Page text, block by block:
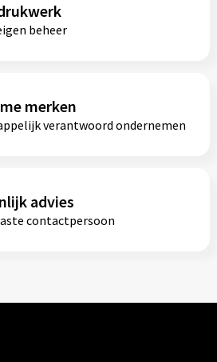
beheer
merken
verantwoord ondernemen
advies
contactpersoon